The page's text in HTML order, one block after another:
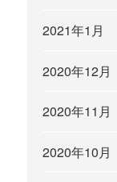
2021年1月
2020年12月
2020年11月
2020年10月